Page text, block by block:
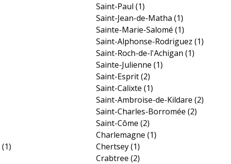
(1)
Saint-Paul(1)
Saint-Jean-de-Matha(1)
Sainte-Marie-Salomé(1)
Saint-Alphonse-Rodriguez(1)
Saint-Roch-de-l'Achigan(1)
Sainte-Julienne(1)
Saint-Esprit(2)
Saint-Calixte(1)
Saint-Ambroise-de-Kildare(2)
Saint-Charles-Borromée(2)
Saint-Côme(2)
Charlemagne(1)
Chertsey(1)
Crabtree(2)